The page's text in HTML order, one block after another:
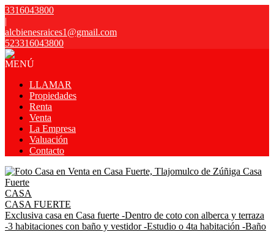
3316043800
|
alcbienesraices1@gmail.com
523316043800
MENÚ
LLAMAR
Propiedades
Renta
Venta
La Empresa
Valuación
Contacto
CASA
CASA FUERTE
Exclusiva casa en Casa fuerte -Dentro de coto con alberca y terraza
-3 habitaciones con baño y vestidor -Estudio o 4ta habitación -Baño